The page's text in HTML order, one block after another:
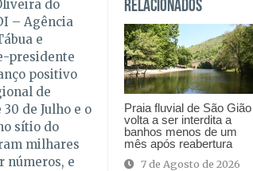
Relacionados
Praia fluvial de São Gião
volta a ser interdita a
banhos menos de um
mês após reabertura
7 de Agosto de 2026
do
– Agência
e
presidente
positivo
de
de Julho e o
sítio do
milhares
números, e